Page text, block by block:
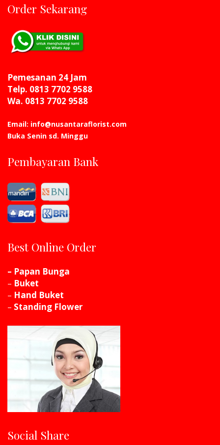
Order Sekarang
Pemesanan 24 Jam
Telp. 0813 7702 9588
Wa. 0813 7702 9588
Email: info@nusantaraflorist.com
Buka Senin sd. Minggu
Pembayaran Bank
Best Online Order
– Papan Bunga
– Buket
– Hand Buket
– Standing Flower
Social Share